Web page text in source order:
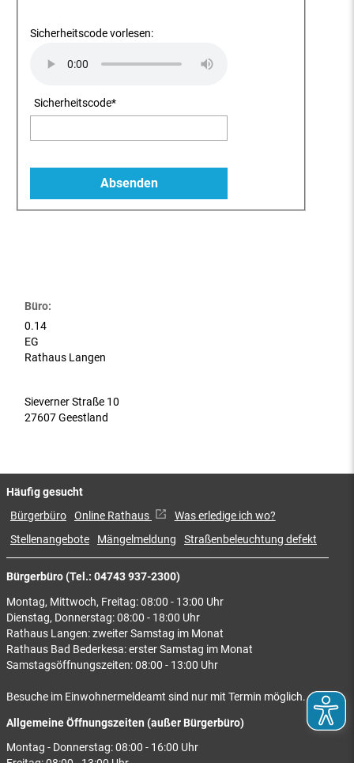
Sicherheitscode vorlesen:
Sicherheitscode*
Büro:
0.14
EG
Rathaus Langen
Sieverner Straße 10
27607 Geestland
Bürgerbüro (Tel.: 04743 937-2300)
Montag, Mittwoch, Freitag: 08:00 - 13:00 Uhr
Dienstag, Donnerstag: 08:00 - 18:00 Uhr
Rathaus Langen: zweiter Samstag im Monat
Rathaus Bad Bederkesa: erster Samstag im Monat
Samstagsöffnungszeiten: 08:00 - 13:00 Uhr
Besuche im Einwohnermeldeamt sind nur mit Termin möglich.
Allgemeine Öffnungszeiten (außer Bürgerbüro)
Montag - Donnerstag: 08:00 - 16:00 Uhr
Häufig gesucht
Bürgerbüro Online Rathaus
Was erledige ich wo?
Stellenangebote
Mängelmeldung Straßenbeleuchtung defekt